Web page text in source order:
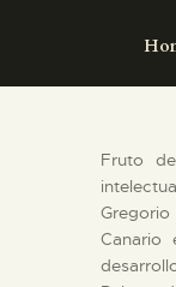
EL
Fruto
Canario